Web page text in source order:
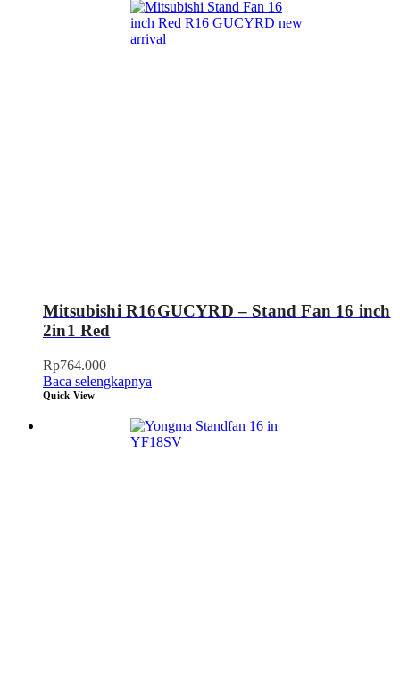
Mitsubishi R16GUCYRD – Stand Fan 16 inch
2in1 Red
Rp764.000
Baca selengkapnya
Quick View